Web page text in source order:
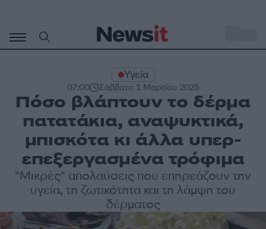
περιεχόμενο
Υγεία
07:00 Σάββατο 1 Μαρτίου 2025
Πόσο βλάπτουν το δέρμα
πατατάκια, αναψυκτικά,
μπισκότα κι άλλα υπερ-
επεξεργασμένα τρόφιμα
"Μικρές" απολαύσεις που επηρεάζουν την
υγεία, τη ζωτικότητα και τη λάμψη του
δέρματος